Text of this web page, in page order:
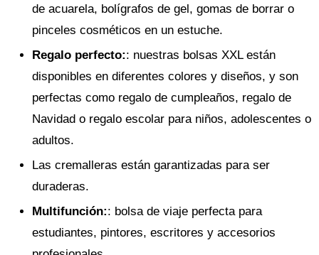
de acuarela, bolígrafos de gel, gomas de borrar o
pinceles cosméticos en un estuche.
Regalo perfecto:: nuestras bolsas XXL están
disponibles en diferentes colores y diseños, y son
perfectas como regalo de cumpleaños, regalo de
Navidad o regalo escolar para niños, adolescentes o
adultos.
Las cremalleras están garantizadas para ser
duraderas.
Multifunción:: bolsa de viaje perfecta para
estudiantes, pintores, escritores y accesorios